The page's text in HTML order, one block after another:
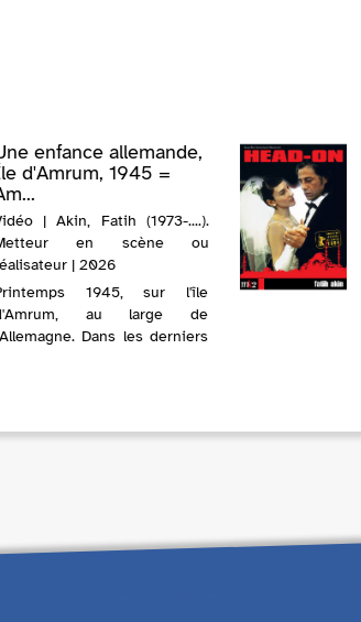
enfance allemande,
d'Amrum, 1945 =
| Akin, Fatih (1973-....).
en scène ou
| 2026
1945, sur l'île
au large de
Dans les derniers